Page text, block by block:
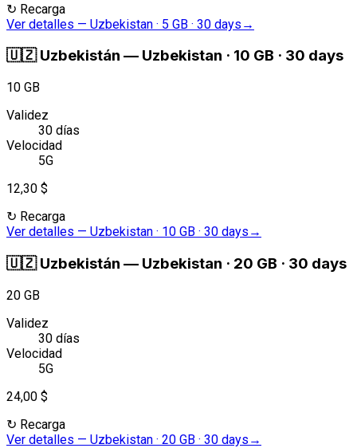
↻ Recarga
Ver detalles — Uzbekistan · 5 GB · 30 days →
🇺🇿 Uzbekistán — Uzbekistan · 10 GB · 30 days
10 GB
Validez
30 días
Velocidad
5G
12,30 $
↻ Recarga
Ver detalles — Uzbekistan · 10 GB · 30 days →
🇺🇿 Uzbekistán — Uzbekistan · 20 GB · 30 days
20 GB
Validez
30 días
Velocidad
5G
24,00 $
↻ Recarga
Ver detalles — Uzbekistan · 20 GB · 30 days →